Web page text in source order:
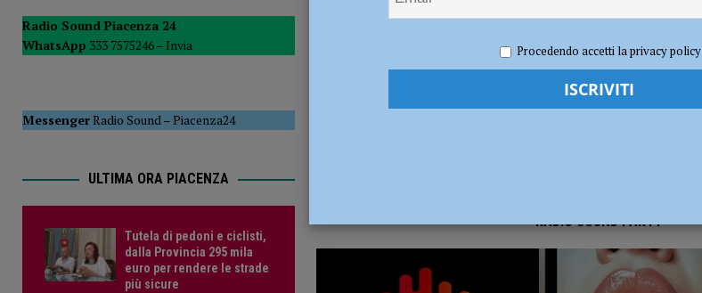
del Consiglio POLITICA
[ 5 Agosto 2026 ] Tutela di pedoni e ciclisti, dalla Provincia 295 mila euro per rendere le strade più sicure ATTUALITÀ
RADIO SOUND PARTY
Radio Sound Piacenza 24
WhatsApp 333 7575246 – Invia
MessengerRadio Sound–Piacenza24
ULTIMA ORA PIACENZA
Tutela di pedoni e ciclisti,
dalla Provincia 295 mila
euro per rendere le strade
più sicure
Procedendo accetti la privacy policy